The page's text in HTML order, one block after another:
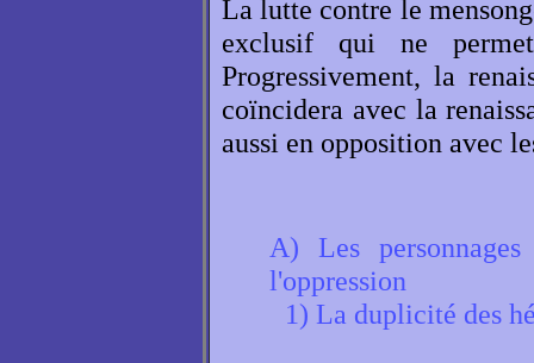
La lutte contre le
exclusif qui ne
Progressivement, la
coïncidera avec la
aussi en opposition avec
A) Les
l'oppression
1) La duplicité des